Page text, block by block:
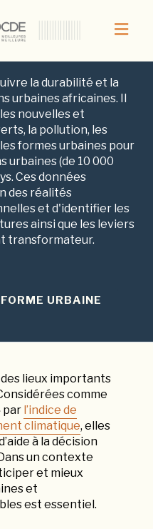
la durabilité et la
urbaines africaines. Il
nouvelles et
la pollution, les
formes urbaines pour
urbaines (de 10 000
Ces données
des réalités
et d'identifier les
ainsi que les leviers
transformateur.
FORME URBAINE
lieux importants
comme
par l’indice de
climatique, elles
à la décision
un contexte
et mieux
et
est essentiel.